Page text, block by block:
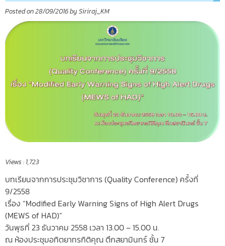
Posted on28/09/2016by Siriraj_KM
Views : 1,723
บทเรียนจากการประชุมวิชาการ (Quality Conference) ครั้งที่
9/2558
เรื่อง “Modified Early Warning Signs of High Alert Drugs
(MEWS of HAD)”
วันพุธที่ 23 ธันวาคม 2558 เวลา 13.00 – 15.00 น.
ณ ห้องประชุมอทิตยาทรกิติคุณ ตึกสยามินทร์ ชั้น 7